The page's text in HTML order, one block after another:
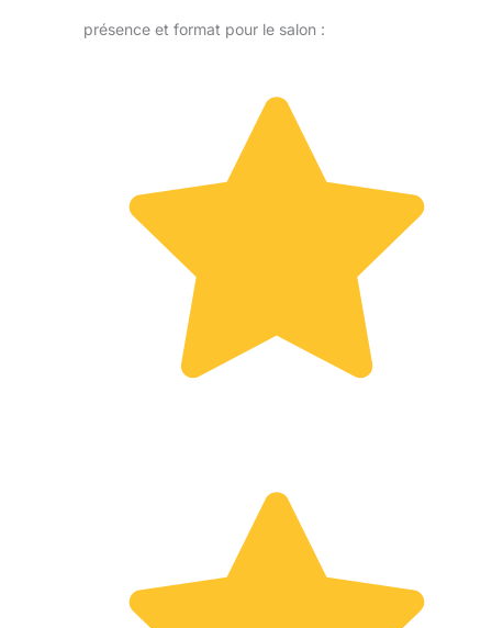
présence et format pour le salon :